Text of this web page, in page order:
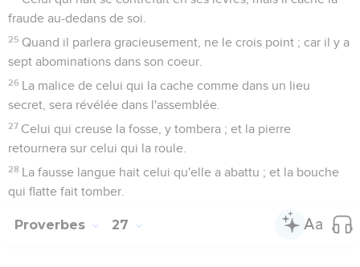
fraude au-dedans de soi.
25 Quand il parlera gracieusement, ne le crois point ; car il y a
sept abominations dans son coeur.
26 La malice de celui qui la cache comme dans un lieu
secret, sera révélée dans l'assemblée.
27 Celui qui creuse la fosse, y tombera ; et la pierre
retournera sur celui qui la roule.
28 La fausse langue hait celui qu'elle a abattu ; et la bouche
qui flatte fait tomber.
Proverbes 27